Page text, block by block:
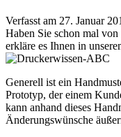
Verfasst am 27. Januar
Haben Sie schon mal
erkläre es Ihnen in
Generell ist ein
Prototyp, der einem
kann anhand dieses
Änderungswünsche